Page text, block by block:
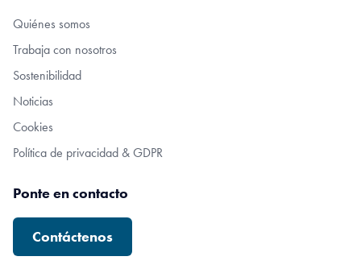
Quiénes somos
Trabaja con nosotros
Sostenibilidad
Noticias
Cookies
Política de privacidad & GDPR
Ponte en contacto
Contáctenos